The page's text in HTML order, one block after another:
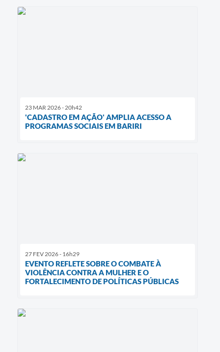
23 MAR 2026 - 20h42
'CADASTRO EM AÇÃO' AMPLIA ACESSO A
PROGRAMAS SOCIAIS EM BARIRI
27 FEV 2026 - 16h29
EVENTO REFLETE SOBRE O COMBATE À
VIOLÊNCIA CONTRA A MULHER E O
FORTALECIMENTO DE POLÍTICAS PÚBLICAS